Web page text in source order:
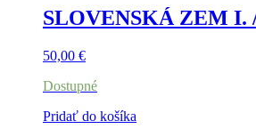
SLOVENSKÁ ZEM I.
50,00 €
Dostupné
Pridať do košíka